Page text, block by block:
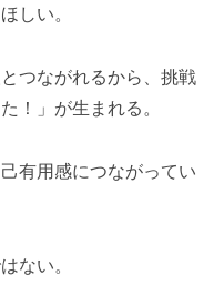
しい。
つながれるから、挑戦
！」が生まれる。
有用感につながってい
ない。